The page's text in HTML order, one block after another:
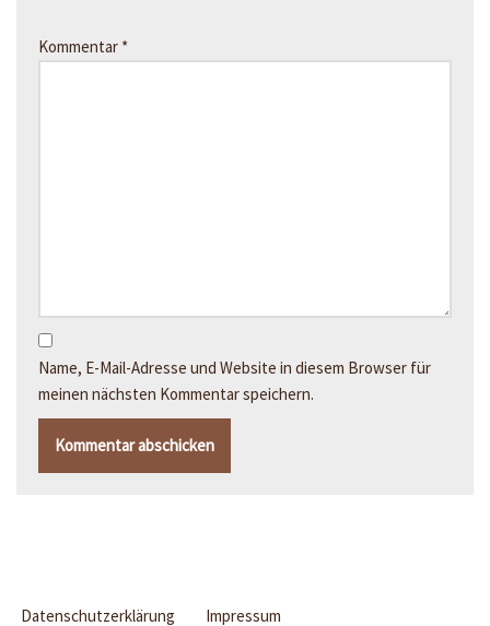
Kommentar *
Name, E-Mail-Adresse und Website in diesem Browser für
meinen nächsten Kommentar speichern.
Datenschutzerklärung Impressum